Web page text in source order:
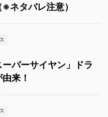
ネタバレ注意）
パーサイヤン」ドラ
来！